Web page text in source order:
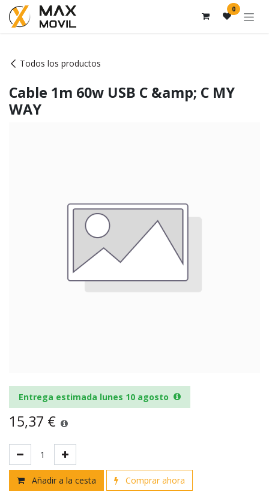
Ir al contenido 0
Todos los productos
Cable 1m 60w USB C &amp; C MY
WAY
Entrega estimada lunes 10 agosto
15,37 €
Añadir a la cesta Comprar ahora